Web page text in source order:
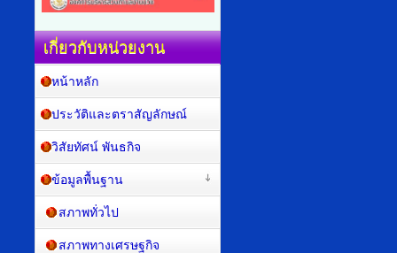
เกี่ยวกับหน่วยงาน
หน้าหลัก
ประวัติและตราสัญลักษณ์
วิสัยทัศน์ พันธกิจ
ข้อมูลพื้นฐาน
สภาพทั่วไป
สภาพทางเศรษฐกิจ